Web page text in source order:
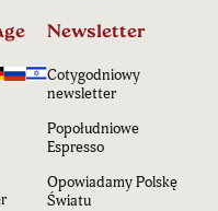
Newsletter
Cotygodniowy
newsletter
Popołudniowe
Espresso
Opowiadamy Polskę
Światu